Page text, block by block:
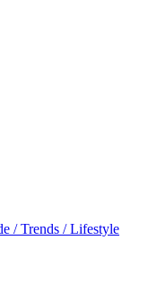
/ Trends / Lifestyle